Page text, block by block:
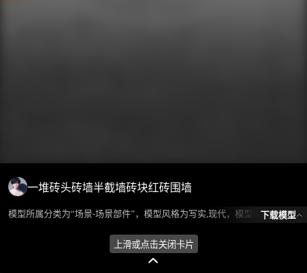
一堆砖头砖墙半截墙砖块红砖围墙
模型所属分类为“场景-场景部件”，模型风格为写实,现代，模型ID为101115，本模型由设计师 ℒℴѵℯ蓝色的梦এ⁵²º᭄এ 在2024-08-13 13:11:35上传，含.fbx，.gltf相关源文件下载格式，点数为7984，面数为7650，材质数为3，贴图数为2，CG美术之家持续为您更新与数字孪生、影视动画和游戏VR等相关优质资源。
下载模型
上滑或点击关闭卡片